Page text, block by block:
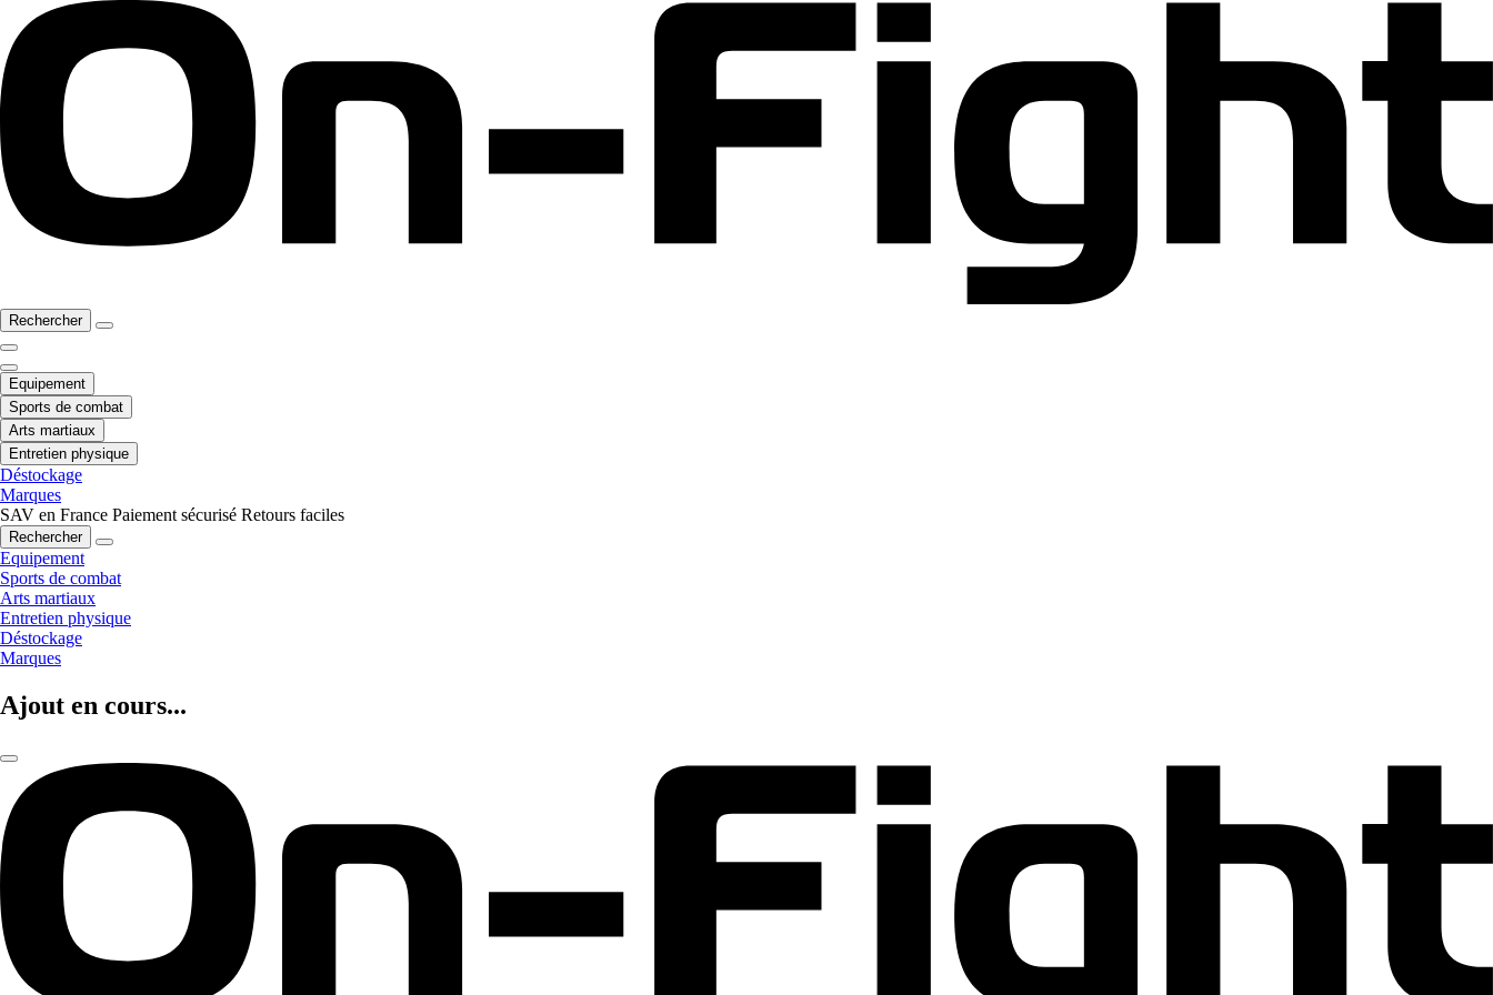
Rechercher
Equipement
Sports de combat
Arts martiaux
Entretien physique
Déstockage
Marques
SAV en France Paiement sécurisé Retours faciles
Rechercher
Equipement
Sports de combat
Arts martiaux
Entretien physique
Déstockage
Marques
Ajout en cours...